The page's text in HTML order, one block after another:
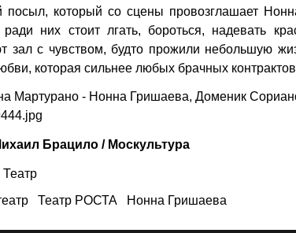
посыл, который со сцены провозглашает
них стоит лгать, бороться, надевать
зал с чувством, будто прожили небольшую
которая сильнее любых брачных
Мартурано - Нонна Гришаева, Доменик
Брацило / Москультура
Театр
Театр РОСТА Нонна Гришаева